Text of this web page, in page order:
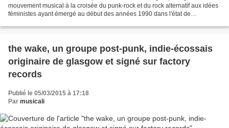
mouvement musical à la croisée du punk-rock et du rock alternatif aux idées
féministes ayant émergé au début des années 1990 dans l'état de
the wake, un groupe post-punk, indie-écossais
originaire de glasgow et signé sur factory
records
Publié le 05/03/2015 à 17:18
Par musicali